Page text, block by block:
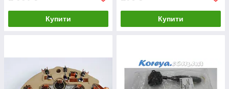
Купити Купити